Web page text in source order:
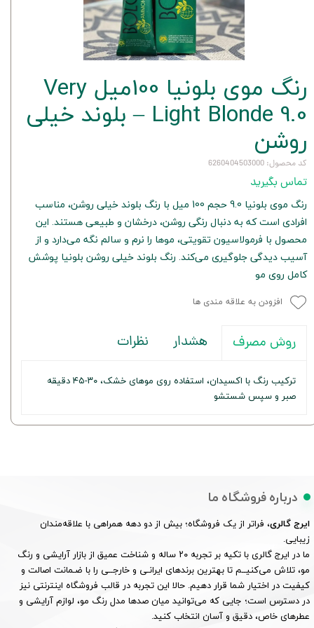
رنگ موی بلونیا 100میل Very
Light Blonde 9.0 – بلوند خیلی
روشن
کد محصول: 6260404503000
تماس بگیرید
رنگ موی بلونیا 9.0 حجم 100 میل با رنگ بلوند خیلی روشن، مناسب
افرادی است که به دنبال رنگی روشن، درخشان و طبیعی هستند. این
محصول با فرمولاسیون تقویتی، موها را نرم و سالم نگه می‌دارد و از
آسیب دیدگی جلوگیری می‌کند. رنگ بلوند خیلی روشن بلونیا پوشش
کامل روی مو
افزودن به علاقه مندی ها
روش مصرف هشدار نظرات
ترکیب رنگ با اکسیدان، استفاده روی موهای خشک، ۳۰-۴۵ دقیقه
صبر و سپس شستشو
درباره فروشگاه ما
ایرج گالری، فراتر از یک فروشگاه؛ بیش از دو دهه همراهی با علاقه‌مندان
زیبایی.
ما در ایرج گالری با تکیه بر تجربه ۲۰ ساله و شناخت عمیق از بازار آرایشی و رنگ
مو، تلاش می‌کنیــم تا بهترین برندهای ایرانـی و خارجــی را با ضـمانت اصالت و
کیفیت در اختیار شما قرار دهیم. حالا این تجربه در قالب فروشگاه اینترنتی نیز
در دسترس است؛ جایی که می‌توانید میان صدها مدل رنگ مو، لوازم آرایشی و
عطرهای خاص، دقیق و آسان انتخاب کنید.